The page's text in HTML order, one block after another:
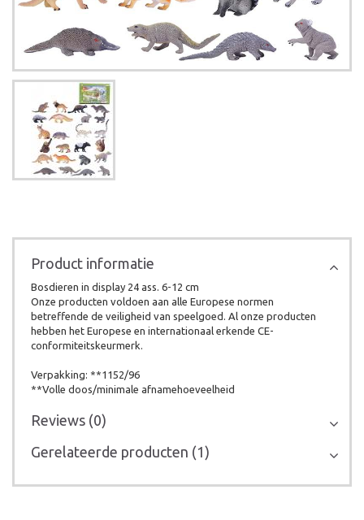
Product informatie
Bosdieren in display 24 ass. 6-12 cm
Onze producten voldoen aan alle Europese normen
betreffende de veiligheid van speelgoed. Al onze producten
hebben het Europese en internationaal erkende CE-
conformiteitskeurmerk.
Verpakking: **1152/96
**Volle doos/minimale afnamehoeveelheid
Reviews (0)
Gerelateerde producten (1)